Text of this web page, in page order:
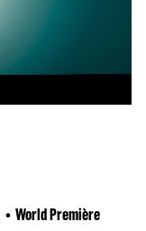
World Première